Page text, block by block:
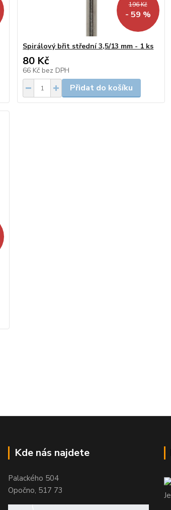
196 Kč
- 59 %
Spirálový břit střední 3,5/13 mm - 1 ks
80 Kč
66 Kč bez DPH
Přidat do košíku
Kde nás najdete
Palackého 504
Opočno, 517 73